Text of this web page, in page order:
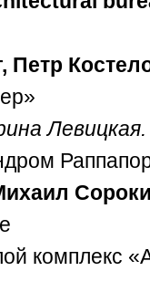
Петр
Левицкая.
комплекс